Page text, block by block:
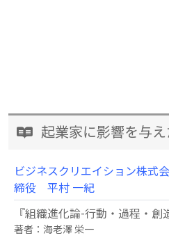
起業家に影響を与
ビジネスクリエイション株式
締役 平村 一紀
『組織進化論-行動・過程・創
著者：海老澤 栄一